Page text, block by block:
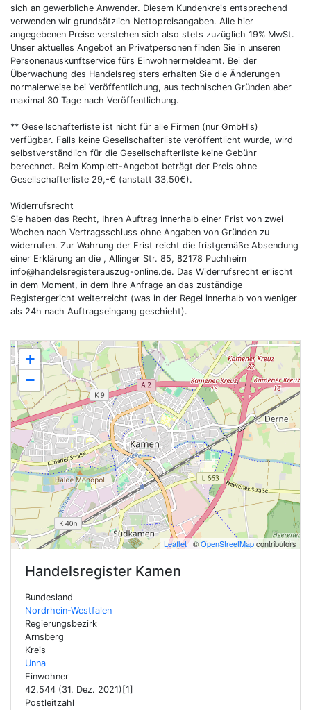
+
−
Leaflet| ©OpenStreetMapcontributors
Handelsregister Kamen
Bundesland
Nordrhein-Westfalen
Regierungsbezirk
Arnsberg
Kreis
Unna
Einwohner
42.544 (31. Dez. 2021)[1]
Postleitzahl
sich an gewerbliche Anwender. Diesem Kundenkreis entsprechend
verwenden wir grundsätzlich Nettopreisangaben. Alle hier
angegebenen Preise verstehen sich also stets zuzüglich 19% MwSt.
Unser aktuelles Angebot an Privatpersonen finden Sie in unseren
Personenauskunftservice fürs Einwohnermeldeamt. Bei der
Überwachung des Handelsregisters erhalten Sie die Änderungen
normalerweise bei Veröffentlichung, aus technischen Gründen aber
maximal 30 Tage nach Veröffentlichung.
** Gesellschafterliste ist nicht für alle Firmen (nur GmbH's)
verfügbar. Falls keine Gesellschafterliste veröffentlicht wurde, wird
selbstverständlich für die Gesellschafterliste keine Gebühr
berechnet. Beim Komplett-Angebot beträgt der Preis ohne
Gesellschafterliste 29,-€ (anstatt 33,50€).
Widerrufsrecht
Sie haben das Recht, Ihren Auftrag innerhalb einer Frist von zwei
Wochen nach Vertragsschluss ohne Angaben von Gründen zu
widerrufen. Zur Wahrung der Frist reicht die fristgemäße Absendung
einer Erklärung an die , Allinger Str. 85, 82178 Puchheim
info@handelsregisterauszug-online.de. Das Widerrufsrecht erlischt
in dem Moment, in dem Ihre Anfrage an das zuständige
Registergericht weiterreicht (was in der Regel innerhalb von weniger
als 24h nach Auftragseingang geschieht).